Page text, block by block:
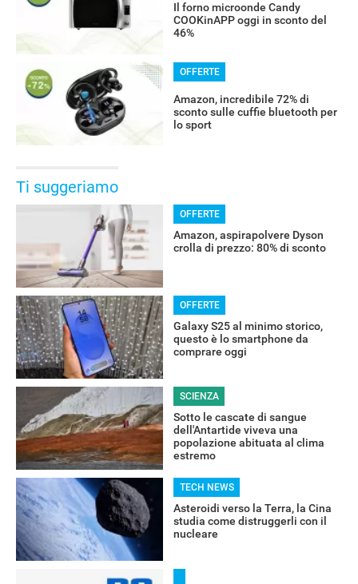
Il forno microonde Candy
COOKinAPP oggi in sconto del
46%
OFFERTE
Amazon, incredibile 72% di
sconto sulle cuffie bluetooth per
lo sport
Ti suggeriamo
OFFERTE
Amazon, aspirapolvere Dyson
crolla di prezzo: 80% di sconto
OFFERTE
Galaxy S25 al minimo storico,
questo è lo smartphone da
comprare oggi
SCIENZA
Sotto le cascate di sangue
dell'Antartide viveva una
popolazione abituata al clima
estremo
TECH NEWS
Asteroidi verso la Terra, la Cina
studia come distruggerli con il
nucleare